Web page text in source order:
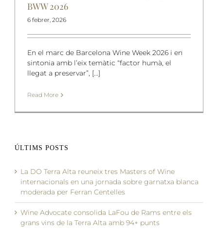
BWW 2026
6 febrer, 2026
En el marc de Barcelona Wine Week 2026 i en
sintonia amb l’eix temàtic “factor humà, el
llegat a preservar”, [...]
Read More
ÚLTIMS POSTS
La DO Terra Alta reuneix tres Masters of Wine
internacionals en una jornada sobre garnatxa blanca
moderada per Ferran Centelles
Wine Advocate consolida LaFou de Rams entre els
grans vins de la Terra Alta amb 94+ punts